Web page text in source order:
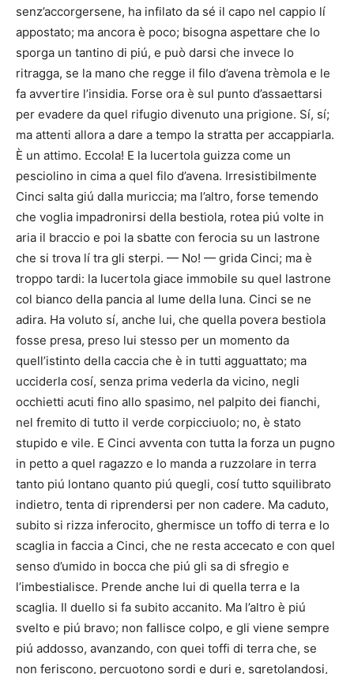
senz’accorgersene, ha infilato da sé il capo nel cappio lí
appostato; ma ancora è poco; bisogna aspettare che lo
sporga un tantino di piú, e può darsi che invece lo
ritragga, se la mano che regge il filo d’avena trèmola e le
fa avvertire l’insidia. Forse ora è sul punto d’assaettarsi
per evadere da quel rifugio divenuto una prigione. Sí, sí;
ma attenti allora a dare a tempo la stratta per accappiarla.
È un attimo. Eccola! E la lucertola guizza come un
pesciolino in cima a quel filo d’avena. Irresistibilmente
Cinci salta giú dalla muriccia; ma l’altro, forse temendo
che voglia impadronirsi della bestiola, rotea piú volte in
aria il braccio e poi la sbatte con ferocia su un lastrone
che si trova lí tra gli sterpi. — No! — grida Cinci; ma è
troppo tardi: la lucertola giace immobile su quel lastrone
col bianco della pancia al lume della luna. Cinci se ne
adira. Ha voluto sí, anche lui, che quella povera bestiola
fosse presa, preso lui stesso per un momento da
quell’istinto della caccia che è in tutti agguattato; ma
ucciderla cosí, senza prima vederla da vicino, negli
occhietti acuti fino allo spasimo, nel palpito dei fianchi,
nel fremito di tutto il verde corpicciuolo; no, è stato
stupido e vile. E Cinci avventa con tutta la forza un pugno
in petto a quel ragazzo e lo manda a ruzzolare in terra
tanto piú lontano quanto piú quegli, cosí tutto squilibrato
indietro, tenta di riprendersi per non cadere. Ma caduto,
subito si rizza inferocito, ghermisce un toffo di terra e lo
scaglia in faccia a Cinci, che ne resta accecato e con quel
senso d’umido in bocca che piú gli sa di sfregio e
l’imbestialisce. Prende anche lui di quella terra e la
scaglia. Il duello si fa subito accanito. Ma l’altro è piú
svelto e piú bravo; non fallisce colpo, e gli viene sempre
piú addosso, avanzando, con quei toffi di terra che, se
non feriscono, percuotono sordi e duri e, sgretolandosi,